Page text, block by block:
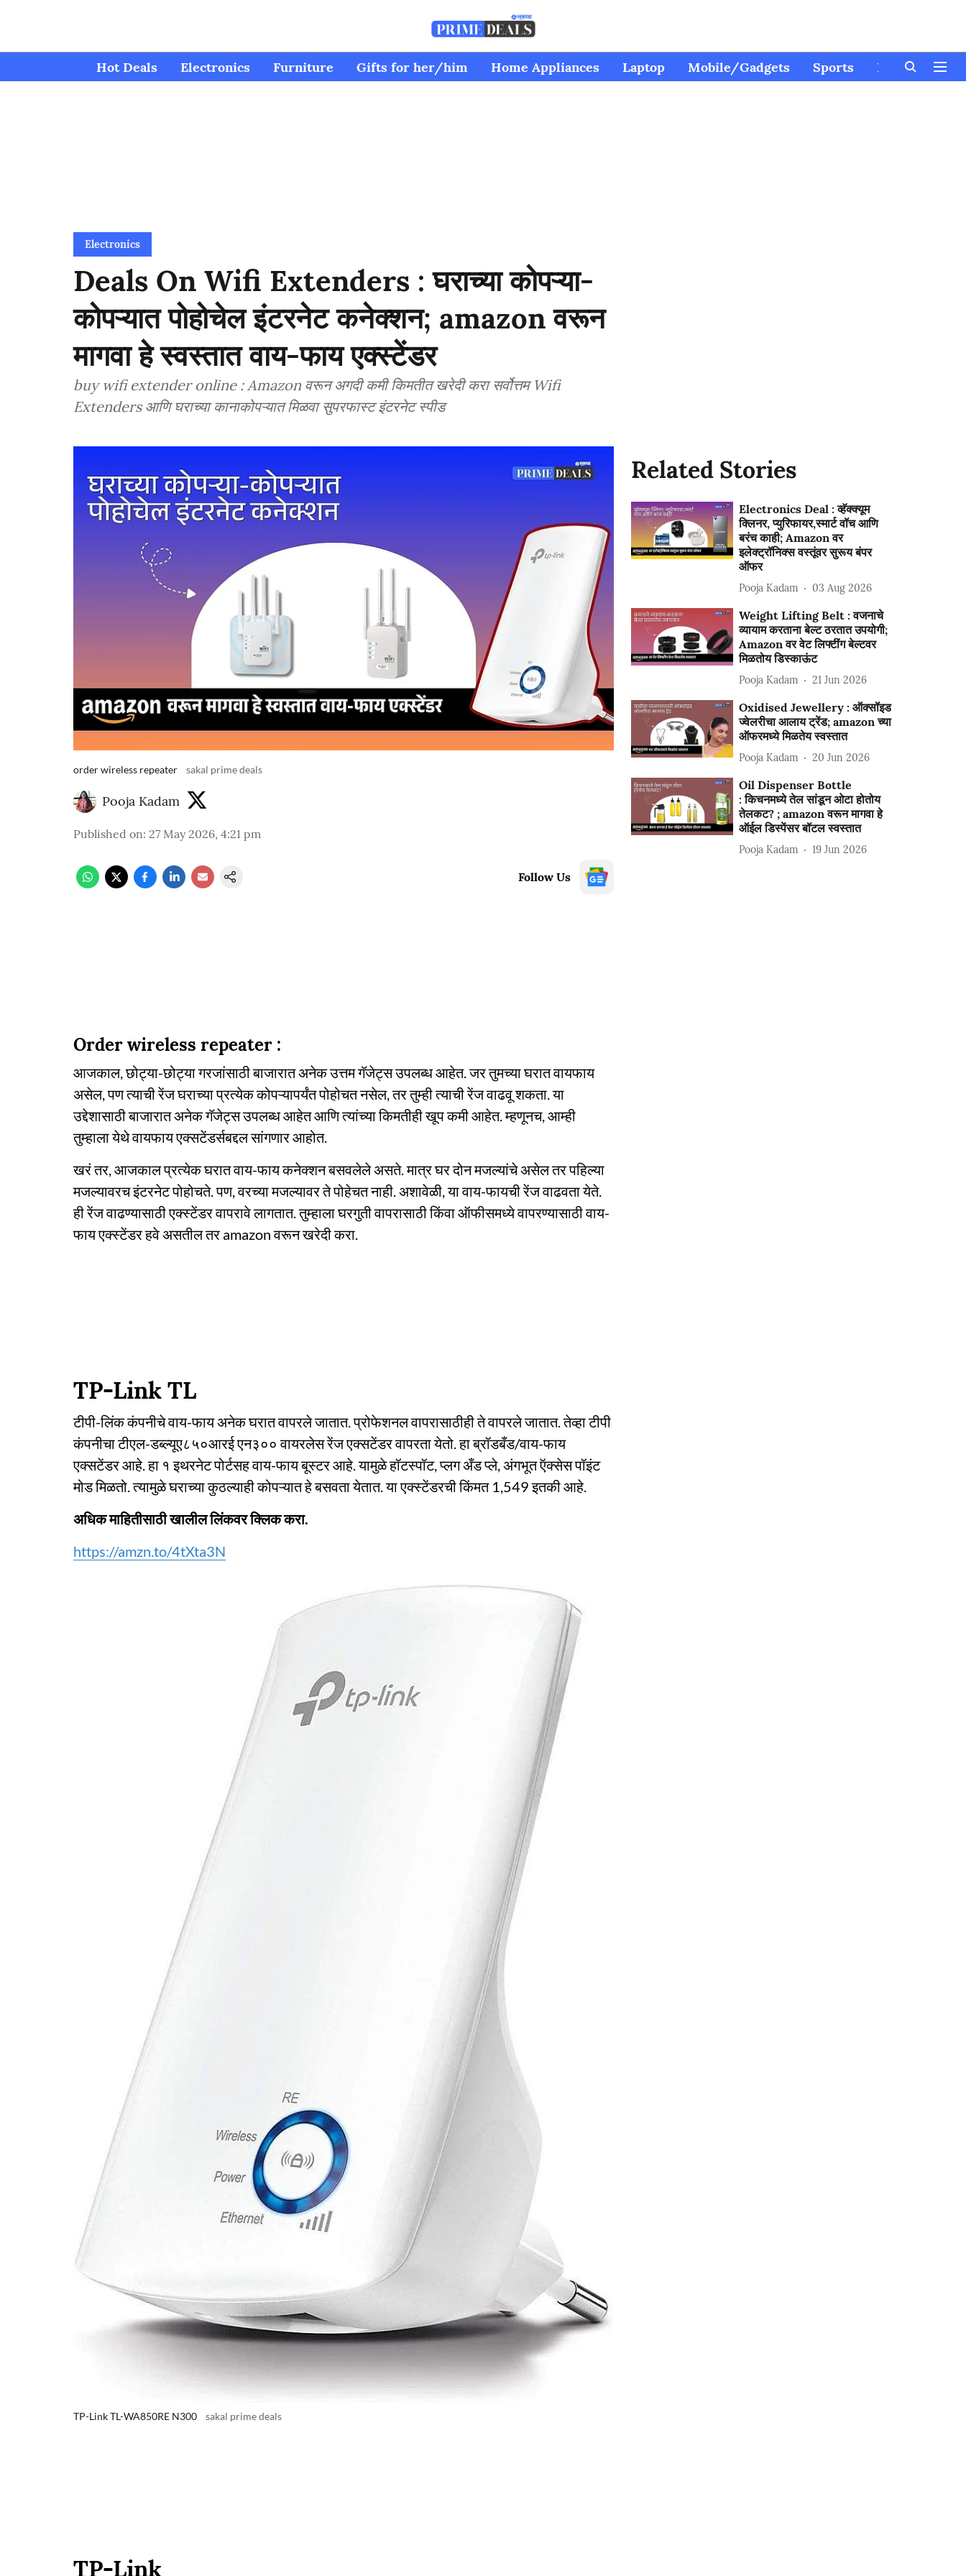
Hot Deals Electronics Furniture Gifts for her/him Home Appliances Laptop Mobile/Gadgets Sports Kids
Electronics
Deals On Wifi Extenders : घराच्या कोपऱ्या-
कोपऱ्यात पोहोचेल इंटरनेट कनेक्शन; amazon वरून
मागवा हे स्वस्तात वाय-फाय एक्स्टेंडर
buy wifi extender online : Amazon वरून अगदी कमी किमतीत खरेदी करा सर्वोत्तम Wifi
Extenders आणि घराच्या कानाकोपऱ्यात मिळवा सुपरफास्ट इंटरनेट स्पीड
order wireless repeater sakal prime deals
Pooja Kadam
Published on: 27 May 2026, 4:21 pm
Follow Us
Order wireless repeater :
आजकाल, छोट्या-छोट्या गरजांसाठी बाजारात अनेक उत्तम गॅजेट्स उपलब्ध आहेत. जर तुमच्या घरात वायफाय
असेल, पण त्याची रेंज घराच्या प्रत्येक कोपऱ्यापर्यंत पोहोचत नसेल, तर तुम्ही त्याची रेंज वाढवू शकता. या
उद्देशासाठी बाजारात अनेक गॅजेट्स उपलब्ध आहेत आणि त्यांच्या किमतीही खूप कमी आहेत. म्हणूनच, आम्ही
तुम्हाला येथे वायफाय एक्सटेंडर्सबद्दल सांगणार आहोत.
खरं तर, आजकाल प्रत्येक घरात वाय-फाय कनेक्शन बसवलेले असते. मात्र घर दोन मजल्यांचे असेल तर पहिल्या
मजल्यावरच इंटरनेट पोहोचते. पण, वरच्या मजल्यावर ते पोहेचत नाही. अशावेळी, या वाय-फायची रेंज वाढवता येते.
ही रेंज वाढण्यासाठी एक्स्टेंडर वापरावे लागतात. तुम्हाला घरगुती वापरासाठी किंवा ऑफीसमध्ये वापरण्यासाठी वाय-
फाय एक्स्टेंडर हवे असतील तर amazon वरून खरेदी करा.
TP-Link TL
टीपी-लिंक कंपनीचे वाय-फाय अनेक घरात वापरले जातात. प्रोफेशनल वापरासाठीही ते वापरले जातात. तेव्हा टीपी
कंपनीचा टीएल-डब्ल्यूए८५०आरई एन३०० वायरलेस रेंज एक्सटेंडर वापरता येतो. हा ब्रॉडबँड/वाय-फाय
एक्सटेंडर आहे. हा १ इथरनेट पोर्टसह वाय-फाय बूस्टर आहे. यामुळे हॉटस्पॉट, प्लग अँड प्ले, अंगभूत ऍक्सेस पॉइंट
मोड मिळतो. त्यामुळे घराच्या कुठल्याही कोपऱ्यात हे बसवता येतात. या एक्स्टेंडरची किंमत 1,549 इतकी आहे.
अधिक माहितीसाठी खालील लिंकवर क्लिक करा.
https://amzn.to/4tXta3N
TP-Link TL-WA850RE N300 sakal prime deals
TP-Link
Related Stories
Electronics Deal : व्हॅक्क्यूम
क्लिनर, प्युरिफायर,स्मार्ट वॉच आणि
बरंच काही; Amazon वर
इलेक्ट्रॉनिक्स वस्तूंवर सुरूय बंपर
ऑफर
Pooja Kadam 03 Aug 2026
Weight Lifting Belt : वजनाचे
व्यायाम करताना बेल्ट ठरतात उपयोगी;
Amazon वर वेट लिफ्टींग बेल्टवर
मिळतोय डिस्काऊंट
Pooja Kadam 21 Jun 2026
Oxidised Jewellery : ऑक्सॉइड
ज्वेलरीचा आलाय ट्रेंड; amazon च्या
ऑफरमध्ये मिळतेय स्वस्तात
Pooja Kadam 20 Jun 2026
Oil Dispenser Bottle
: किचनमध्ये तेल सांडून ओटा होतोय
तेलकट? ; amazon वरून मागवा हे
ऑईल डिस्पेंसर बॉटल स्वस्तात
Pooja Kadam 19 Jun 2026